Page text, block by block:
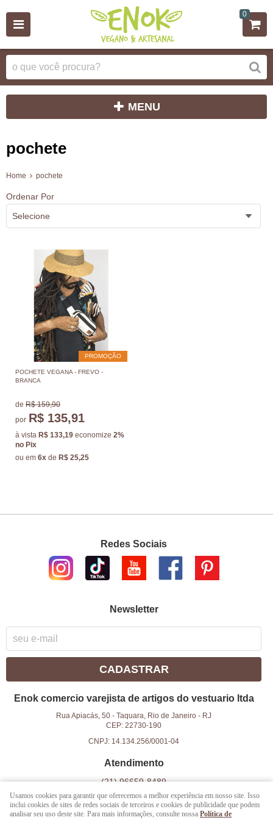
0
MENU
pochete
Home pochete
Ordenar Por
Selecione
PROMOÇÃO
POCHETE VEGANA - FREVO -
BRANCA
de R$ 159,90
por R$ 135,91
à vista R$ 133,19 economize 2%
no Pix
ou em 6x de R$ 25,25
Redes Sociais
Newsletter
CADASTRAR
Enok comercio varejista de artigos do vestuario ltda
Rua Apiacás, 50 -Taquara, Rio de Janeiro - RJ
CEP: 22730-190
CNPJ: 14.134.256/0001-04
Atendimento
(21)96659-8489
(21)96659-8489(WhatsApp)
das 9h as 18h
Usamos cookies para garantir que oferecemos a melhor experiência em nosso site. Isso
inclui cookies de sites de redes sociais de terceiros e cookies de publicidade que podem
analisar seu uso deste site. Para mais informações, consulte nossa Política de